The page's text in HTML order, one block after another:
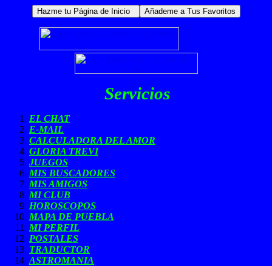
Servicios
EL CHAT
E-MAIL
CALCULADORA DEL AMOR
GLORIA TREVI
JUEGOS
MIS BUSCADORES
MIS AMIGOS
MI CLUB
HOROSCOPOS
MAPA DE PUEBLA
MI PERFIL
POSTALES
TRADUCTOR
ASTROMANIA